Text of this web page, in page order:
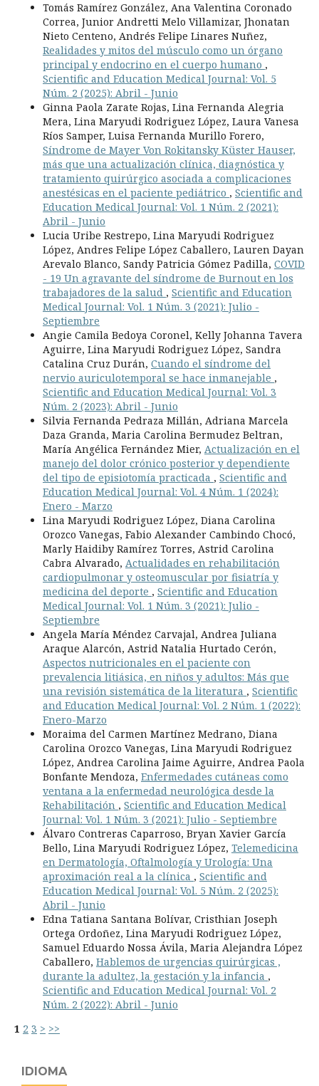
Tomás Ramírez González, Ana Valentina Coronado
Correa, Junior Andretti Melo Villamizar, Jhonatan
Nieto Centeno, Andrés Felipe Linares Nuñez,
Realidades y mitos del músculo como un órgano
principal y endocrino en el cuerpo humano ,
Scientific and Education Medical Journal: Vol. 5
Núm. 2 (2025): Abril - Junio
Ginna Paola Zarate Rojas, Lina Fernanda Alegria
Mera, Lina Maryudi Rodriguez López, Laura Vanesa
Ríos Samper, Luisa Fernanda Murillo Forero,
Síndrome de Mayer Von Rokitansky Küster Hauser,
más que una actualización clínica, diagnóstica y
tratamiento quirúrgico asociada a complicaciones
anestésicas en el paciente pediátrico , Scientific and
Education Medical Journal: Vol. 1 Núm. 2 (2021):
Abril - Junio
Lucia Uribe Restrepo, Lina Maryudi Rodriguez
López, Andres Felipe López Caballero, Lauren Dayan
Arevalo Blanco, Sandy Patricia Gómez Padilla, COVID
- 19 Un agravante del síndrome de Burnout en los
trabajadores de la salud , Scientific and Education
Medical Journal: Vol. 1 Núm. 3 (2021): Julio -
Septiembre
Angie Camila Bedoya Coronel, Kelly Johanna Tavera
Aguirre, Lina Maryudi Rodriguez López, Sandra
Catalina Cruz Durán, Cuando el síndrome del
nervio auriculotemporal se hace inmanejable ,
Scientific and Education Medical Journal: Vol. 3
Núm. 2 (2023): Abril - Junio
Silvia Fernanda Pedraza Millán, Adriana Marcela
Daza Granda, Maria Carolina Bermudez Beltran,
María Angélica Fernández Mier, Actualización en el
manejo del dolor crónico posterior y dependiente
del tipo de episiotomía practicada , Scientific and
Education Medical Journal: Vol. 4 Núm. 1 (2024):
Enero - Marzo
Lina Maryudi Rodriguez López, Diana Carolina
Orozco Vanegas, Fabio Alexander Cambindo Chocó,
Marly Haidiby Ramírez Torres, Astrid Carolina
Cabra Alvarado, Actualidades en rehabilitación
cardiopulmonar y osteomuscular por fisiatría y
medicina del deporte , Scientific and Education
Medical Journal: Vol. 1 Núm. 3 (2021): Julio -
Septiembre
Angela María Méndez Carvajal, Andrea Juliana
Araque Alarcón, Astrid Natalia Hurtado Cerón,
Aspectos nutricionales en el paciente con
prevalencia litiásica, en niños y adultos: Más que
una revisión sistemática de la literatura , Scientific
and Education Medical Journal: Vol. 2 Núm. 1 (2022):
Enero-Marzo
Moraima del Carmen Martínez Medrano, Diana
Carolina Orozco Vanegas, Lina Maryudi Rodriguez
López, Andrea Carolina Jaime Aguirre, Andrea Paola
Bonfante Mendoza, Enfermedades cutáneas como
ventana a la enfermedad neurológica desde la
Rehabilitación , Scientific and Education Medical
Journal: Vol. 1 Núm. 3 (2021): Julio - Septiembre
Álvaro Contreras Caparroso, Bryan Xavier García
Bello, Lina Maryudi Rodriguez López, Telemedicina
en Dermatología, Oftalmología y Urología: Una
aproximación real a la clínica , Scientific and
Education Medical Journal: Vol. 5 Núm. 2 (2025):
Abril - Junio
Edna Tatiana Santana Bolívar, Cristhian Joseph
Ortega Ordoñez, Lina Maryudi Rodriguez López,
Samuel Eduardo Nossa Ávila, Maria Alejandra López
Caballero, Hablemos de urgencias quirúrgicas ,
durante la adultez, la gestación y la infancia ,
Scientific and Education Medical Journal: Vol. 2
Núm. 2 (2022): Abril - Junio
1 2 3 > >>
IDIOMA